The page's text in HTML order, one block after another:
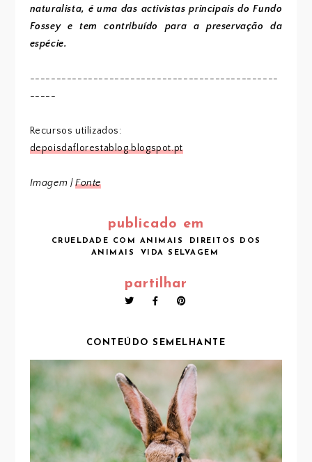
naturalista, é uma das activistas principais do Fundo
Fossey e tem contribuído para a preservação da
espécie.
-----------------------------------------------
-----
Recursos utilizados:
depoisdaflorestablog.blogspot.pt
Imagem |Fonte
publicado em
CRUELDADE COM ANIMAIS
DIREITOS DOS
ANIMAIS
VIDA SELVAGEM
partilhar
CONTEÚDO SEMELHANTE